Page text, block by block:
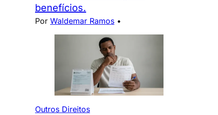
benefícios.
Por Waldemar Ramos •
Outros Direitos